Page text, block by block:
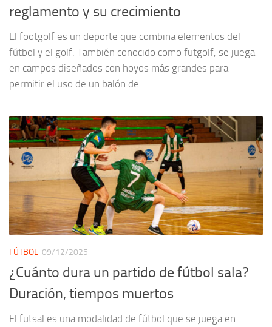
reglamento y su crecimiento
El footgolf es un deporte que combina elementos del
fútbol y el golf. También conocido como futgolf, se juega
en campos diseñados con hoyos más grandes para
permitir el uso de un balón de...
FÚTBOL 09/12/2025
¿Cuánto dura un partido de fútbol sala?
Duración, tiempos muertos
El futsal es una modalidad de fútbol que se juega en